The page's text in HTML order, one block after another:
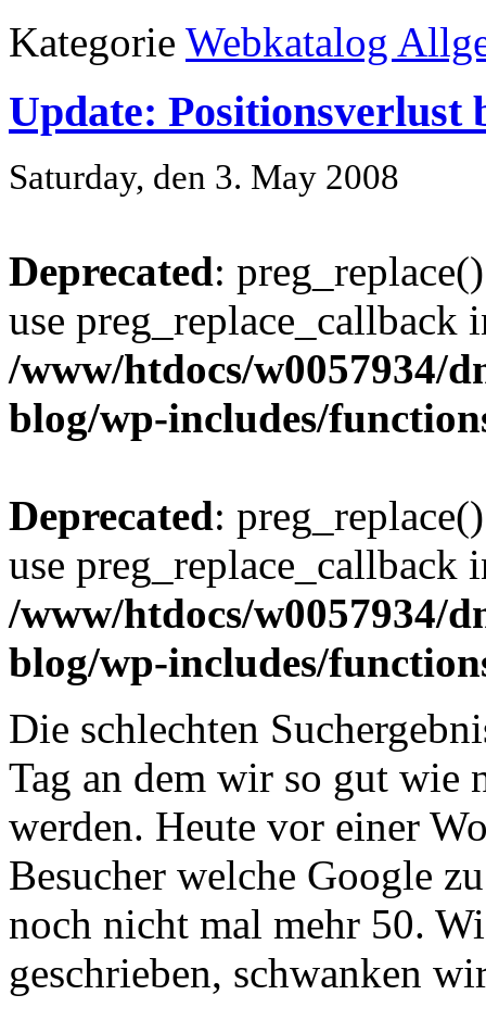
Kategorie Webkatalog
Update: Positionsverlust
Saturday, den 3. May 2008
Deprecated:
use preg_replace_callback
/www/htdocs/w0057934/
blog/wp-includes/
Deprecated:
use preg_replace_callback
/www/htdocs/w0057934/
blog/wp-includes/
Die schlechten
Tag an dem wir so gut wie
werden. Heute vor einer
Besucher welche Google
noch nicht mal mehr 50.
geschrieben, schwanken